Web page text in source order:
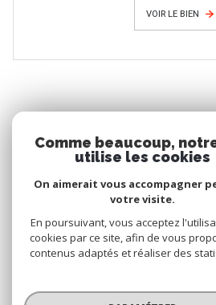
VOIR LE BIEN
© 2026 | Tous droits
Comme beaucoup,
utilise les cookies
On aimerait vous accompagner
votre visite.
En poursuivant, vous acceptez
cookies par ce site, afin de vous
contenus adaptés et réaliser des